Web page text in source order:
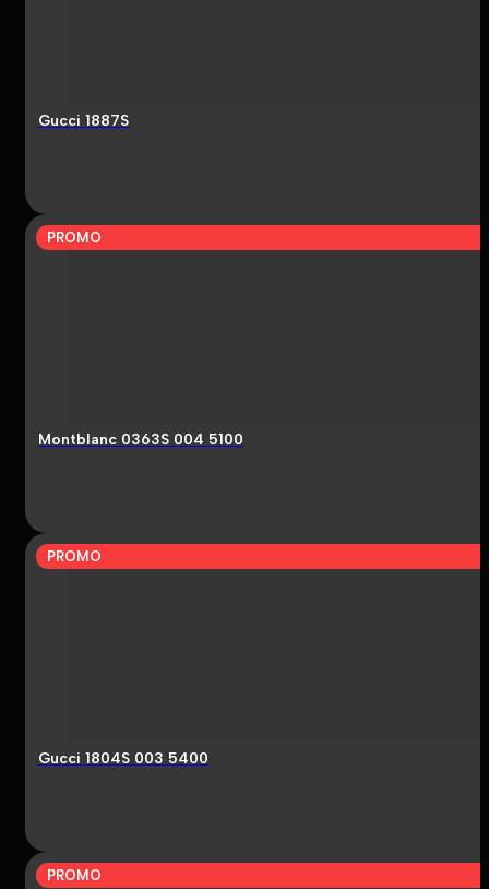
Gucci 1887S
PROMO
Montblanc 0363S 004 5100
PROMO
Gucci 1804S 003 5400
PROMO